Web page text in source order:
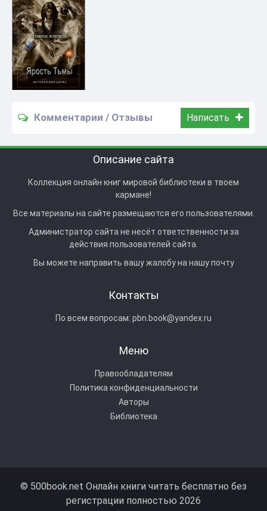
Комментарии / Отзывы Написать
Описание сайта
Коллекция онлайн книг мировой библиотеки в твоем
кармане!
Все материалы на сайте размещаются его пользователями.
Администратор сайта не несёт ответственности за
действия пользователей сайта.
Вы можете направить вашу жалобу на нашу почту
Контакты
По всем вопросам: pbn.book@yandex.ru
Меню
Правообладателям
Политика конфиденциальности
Авторы
Библиотека
© 500book.net Онлайн книги читать бесплатно без
регистрации полностью 2026